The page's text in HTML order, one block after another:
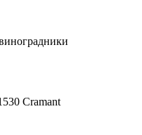
Cramant